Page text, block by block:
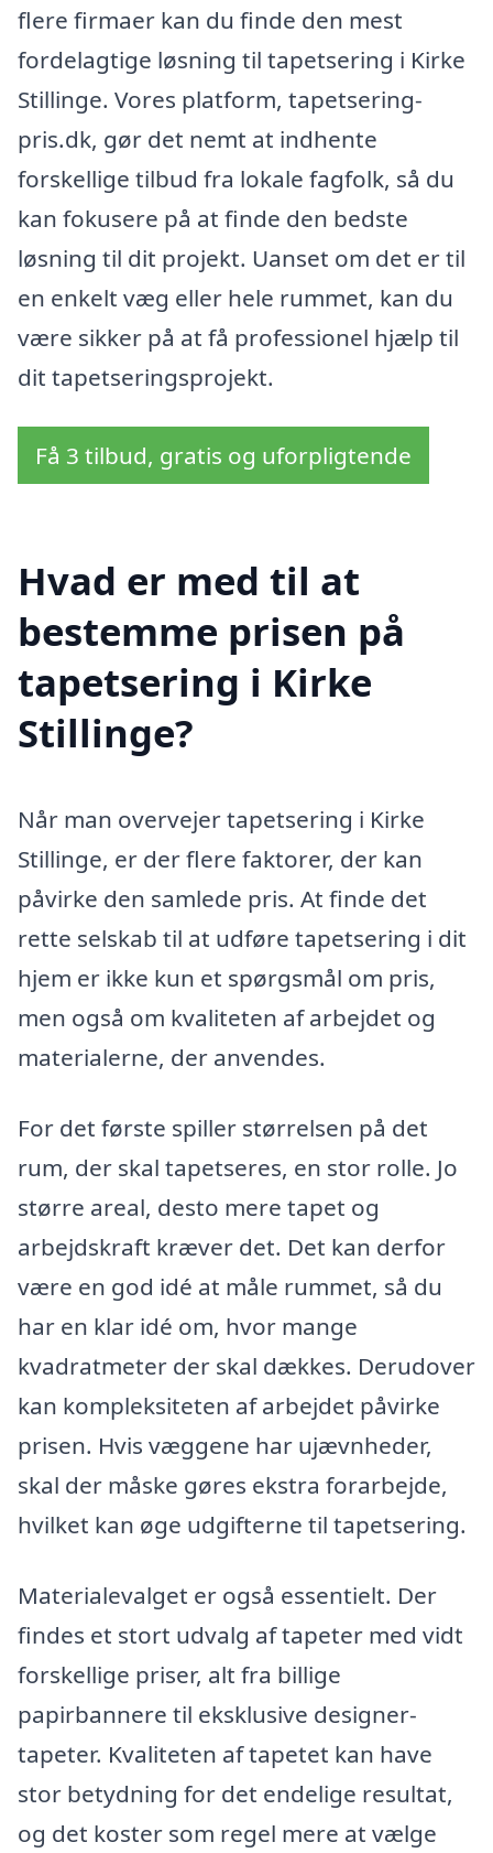
flere firmaer kan du finde den mest
fordelagtige løsning til tapetsering i Kirke
Stillinge. Vores platform, tapetsering-
pris.dk, gør det nemt at indhente
forskellige tilbud fra lokale fagfolk, så du
kan fokusere på at finde den bedste
løsning til dit projekt. Uanset om det er til
en enkelt væg eller hele rummet, kan du
være sikker på at få professionel hjælp til
dit tapetseringsprojekt.
Få 3 tilbud, gratis og uforpligtende
Hvad er med til at
bestemme prisen på
tapetsering i Kirke
Stillinge?
Når man overvejer tapetsering i Kirke
Stillinge, er der flere faktorer, der kan
påvirke den samlede pris. At finde det
rette selskab til at udføre tapetsering i dit
hjem er ikke kun et spørgsmål om pris,
men også om kvaliteten af arbejdet og
materialerne, der anvendes.
For det første spiller størrelsen på det
rum, der skal tapetseres, en stor rolle. Jo
større areal, desto mere tapet og
arbejdskraft kræver det. Det kan derfor
være en god idé at måle rummet, så du
har en klar idé om, hvor mange
kvadratmeter der skal dækkes. Derudover
kan kompleksiteten af arbejdet påvirke
prisen. Hvis væggene har ujævnheder,
skal der måske gøres ekstra forarbejde,
hvilket kan øge udgifterne til tapetsering.
Materialevalget er også essentielt. Der
findes et stort udvalg af tapeter med vidt
forskellige priser, alt fra billige
papirbannere til eksklusive designer-
tapeter. Kvaliteten af tapetet kan have
stor betydning for det endelige resultat,
og det koster som regel mere at vælge